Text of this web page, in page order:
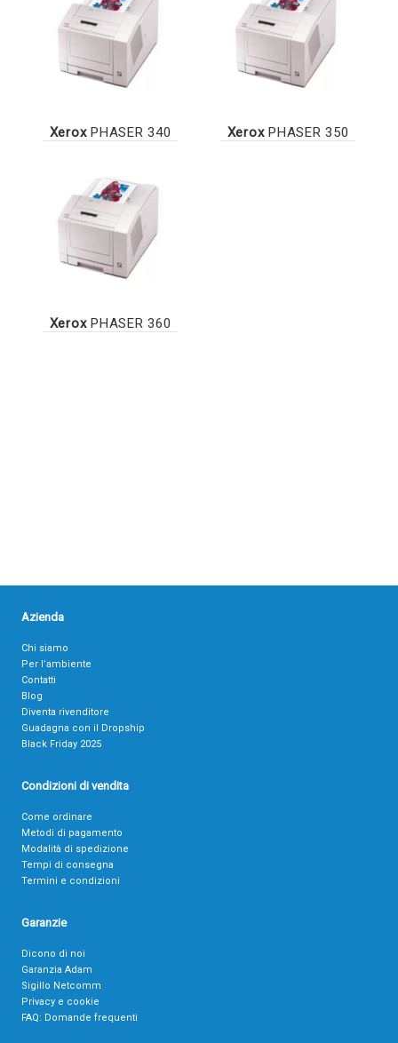
XeroxPHASER 340 XeroxPHASER 350
XeroxPHASER 360
Azienda
Chi siamo
Per l’ambiente
Contatti
Blog
Diventa rivenditore
Guadagna con il Dropship
Black Friday 2025
Condizioni di vendita
Come ordinare
Metodi di pagamento
Modalità di spedizione
Tempi di consegna
Termini e condizioni
Garanzie
Dicono di noi
Garanzia Adam
Sigillo Netcomm
Privacy e cookie
FAQ: Domande frequenti